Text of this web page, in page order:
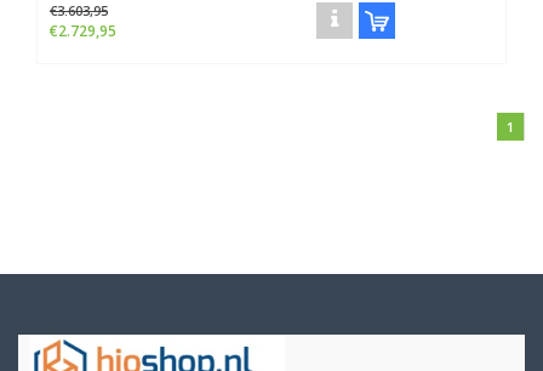
€3.603,95
€2.729,95
1